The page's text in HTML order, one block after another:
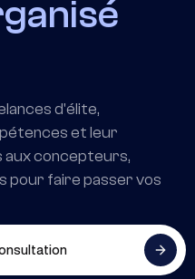
d'élite,
et leur
aux concepteurs,
pour faire passer vos
Plus de